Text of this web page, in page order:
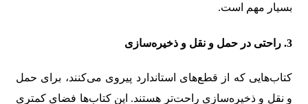
بسیار مهم است.
3. راحتی در حمل و نقل و ذخیره‌سازی
کتاب‌هایی که از قطع‌های استاندارد پیروی می‌کنند، برای حمل
و نقل و ذخیره‌سازی راحت‌تر هستند. این کتاب‌ها فضای کمتری